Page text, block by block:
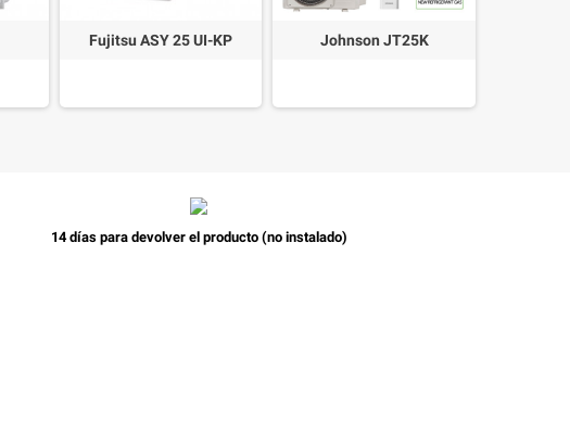
Fujitsu ASY 25 UI-KP Johnson JT25K
14 días para devolver el producto (no instalado)